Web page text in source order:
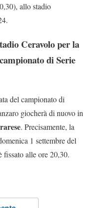
allo stadio
Ceravolo per la
di Serie
del campionato di
giocherà di nuovo in
. Precisamente, la
1 settembre del
fissato alle ore 20,30.